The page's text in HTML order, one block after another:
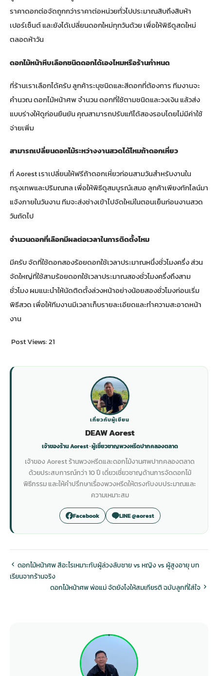
ราคาดอกต่อจัดถูกกว่าราคาต่อหน่วยทั่วไปประมาณสิบถึงสิบห้า
เปอร์เซ็นต์ และยังได้เปลี่ยนดอกใหม่ทุกวันด้วย เพื่อให้พิธีดูสดใหม่
ตลอดห้าวัน
ดอกไม้หน้าหีบเลือกชนิดดอกได้เองไหมหรือร้านกำหนด
ที่ร้านเราเลือกได้ครับ ลูกค้าระบุชนิดและสีดอกที่ต้องการ ทีมงานจะ
คำนวณ ดอกไม้หน้าศพ จำนวน ดอกที่ใช้ตามชนิดและวงเงิน แล้วส่ง
แบบร่างให้ดูก่อนยืนยัน คุณสามารถปรับแก้ได้สองรอบโดยไม่มีค่าใช้
จ่ายเพิ่ม
สามารถเปลี่ยนดอกไม้ระหว่างงานสวดได้ไหมถ้าดอกเหี่ยว
ที่ Aorest เราเปลี่ยนให้ฟรีถ้าดอกเหี่ยวก่อนสามวันสำหรับงานใน
กรุงเทพและปริมณฑล เพื่อให้พิธีดูสมบูรณ์เสมอ ลูกค้าเพียงทักไลน์มา
แจ้งภายในวันงาน ทีมจะส่งช่างเข้าไปจัดใหม่ในตอนเย็นก่อนงานสวด
วันถัดไป
จำนวนดอกที่เลือกมีผลต่อเวลาในการติดตั้งไหม
มีครับ จัดที่ใช้ดอกสองร้อยดอกใช้เวลาประมาณหนึ่งชั่วโมงครึ่ง ส่วน
จัดใหญ่ที่ใช้สามร้อยดอกใช้เวลาประมาณสองชั่วโมงครึ่งถึงสาม
ชั่วโมง ผมแนะนำให้นัดติดตั้งล่วงหน้าอย่างน้อยสองชั่วโมงก่อนเริ่ม
พิธีสวด เพื่อให้ทีมงานมีเวลาเก็บรายละเอียดและทำความสะอาดหน้า
งาน
Post Views:21
เกี่ยวกับผู้เขียน
DEAW Aorest
เจ้าของร้าน Aorest · ผู้เชี่ยวชาญพวงหรีดปากคลองตลาด
เจ้าของ Aorest ร้านพวงหรีดและดอกไม้งานศพปากคลองตลาด
ด้วยประสบการณ์กว่า 10 ปี เดี่ยวเชี่ยวชาญด้านการจัดดอกไม้
พิธีกรรม และให้คำปรึกษาเรื่องพวงหรีดให้ตรงกับงบประมาณและ
ความเหมาะสม
Facebook LINE @aorest
ดอกไม้หน้าศพ สีอะไรเหมาะกับผู้ล่วงลับชาย vs หญิง vs ผู้สูงอายุ บท
เรียนจากร้านจริง
ดอกไม้หน้าศพ พ่อแม่ จัดยังไงให้สมเกียรติ ฉบับลูกที่ใส่ใจ